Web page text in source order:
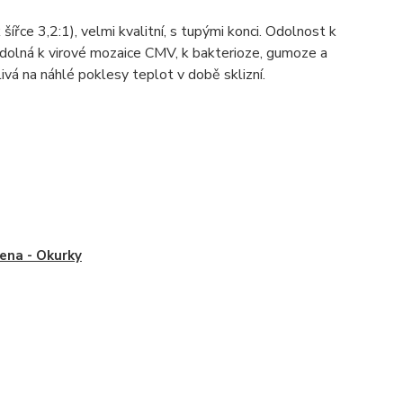
3,2:1), velmi kvalitní, s tupými konci. Odolnost k
k virové mozaice CMV, k bakterioze, gumoze a
na náhlé poklesy teplot v době sklizní.
- Okurky